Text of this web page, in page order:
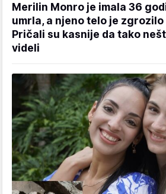
Merilin Monro je imala 36
umrla, a njeno telo je
Pričali su kasnije da tako
videli